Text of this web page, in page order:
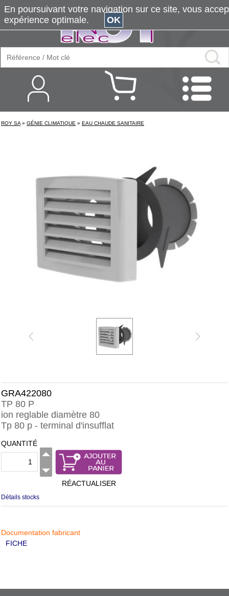
ROY SA » GÉNIE CLIMATIQUE » EAU CHAUDE SANITAIRE
GRA422080
TP 80 P
ion reglable diamètre 80
Tp 80 p - terminal d'insufflat
QUANTITÉ
RÉACTUALISER
Détails stocks
Documentation fabricant
FICHE
En poursuivant votre navigation sur ce site, vous
expérience optimale.
OK